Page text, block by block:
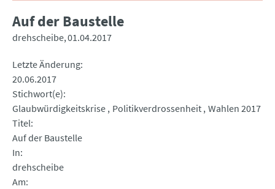
Auf der Baustelle
drehscheibe 01.04.2017
Letzte Änderung
20.06.2017
Stichwort(e)
Glaubwürdigkeitskrise Politikverdrossenheit Wahlen 2017
Titel
Auf der Baustelle
In
drehscheibe
Am